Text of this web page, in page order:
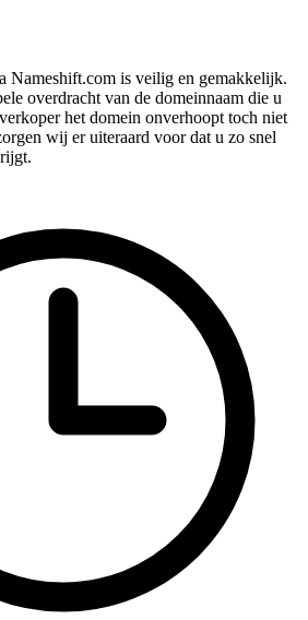
Nameshift.com is veilig en gemakkelijk.
overdracht van de domeinnaam die u
het domein onverhoopt toch niet
wij er uiteraard voor dat u zo snel